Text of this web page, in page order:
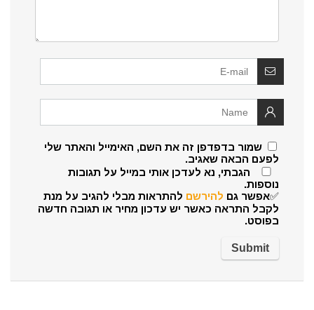
שמור בדפדפן זה את השם, האימייל והאתר שלי
לפעם הבאה שאגיב.
הגבתי, נא לעדכן אותי במייל על תגובות
נוספות.
✅אפשר גם להירשם להתראות מבלי להגיב על מנת
לקבל התראה כאשר יש עדכון מחיר או תגובה חדשה
בפוסט.